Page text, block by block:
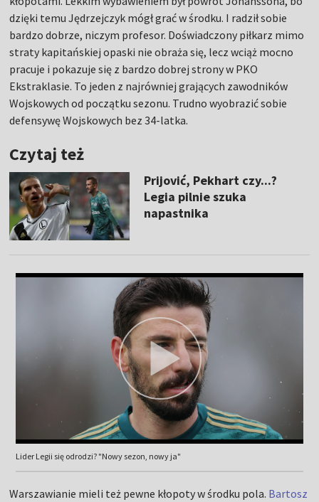
dzięki temu Jędrzejczyk mógł grać w środku. I radził sobie
bardzo dobrze, niczym profesor. Doświadczony piłkarz mimo
straty kapitańskiej opaski nie obraża się, lecz wciąż mocno
pracuje i pokazuje się z bardzo dobrej strony w PKO
Ekstraklasie. To jeden z najrówniej grających zawodników
Wojskowych od początku sezonu. Trudno wyobrazić sobie
defensywę Wojskowych bez 34-latka.
Czytaj też
Prijović, Pekhart czy...?
Legia pilnie szuka
napastnika
Lider Legii się odrodzi? "Nowy sezon, nowy ja"
Warszawianie mieli też pewne kłopoty w środku pola. Bartosz